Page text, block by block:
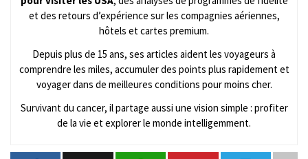
et des retours d’expérience sur les compagnies aériennes,
hôtels et cartes premium.
Depuis plus de 15 ans, ses articles aident les voyageurs à
comprendre les miles, accumuler des points plus rapidement et
voyager dans de meilleures conditions pour moins cher.
Survivant du cancer, il partage aussi une vision simple : profiter
de la vie et explorer le monde intelligemment.